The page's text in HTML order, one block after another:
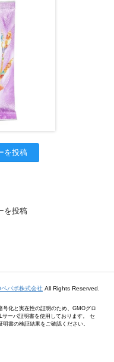
を投稿
を投稿
ペパボ株式会社 All Rights Reserved.
号化と実在性の証明のため、GMOグロ
ーバ証明書を使用しております。 セ
書の検証結果をご確認ください。